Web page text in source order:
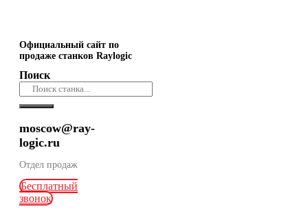
Официальный сайт по
продаже станков Raylogic
Поиск
moscow@ray-
logic.ru
Отдел продаж
Бесплатный
звонок